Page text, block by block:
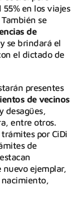
en los viajes
se
de
se brindará el
el dictado de
presentes
de vecinos
desagües,
entre otros.
por CiDi
de
ejemplar,
nacimiento,